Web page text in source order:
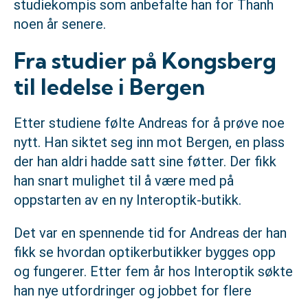
studiekompis som anbefalte han for Thanh
noen år senere.
Fra studier på Kongsberg
til ledelse i Bergen
Etter studiene følte Andreas for å prøve noe
nytt. Han siktet seg inn mot Bergen, en plass
der han aldri hadde satt sine føtter. Der fikk
han snart mulighet til å være med på
oppstarten av en ny Interoptik-butikk.
Det var en spennende tid for Andreas der han
fikk se hvordan optikerbutikker bygges opp
og fungerer. Etter fem år hos Interoptik søkte
han nye utfordringer og jobbet for flere